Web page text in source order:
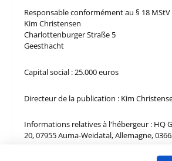
Responsable conformément au § 18 MStV
Kim Christensen
Charlottenburger Straße 5
Geesthacht
Capital social : 25.000 euros
Directeur de la publication : Kim
Informations relatives à l'hébergeur : HQ
20, 07955 Auma-Weidatal, Allemagne,